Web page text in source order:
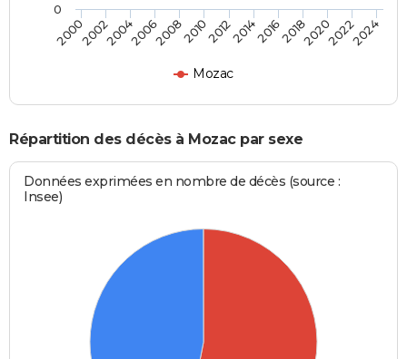
Mozac
2000200220042006200820102012201420162018202020222024
0
Répartition des décès à Mozac par sexe
Données exprimées en nombre de décès (source :
Insee)